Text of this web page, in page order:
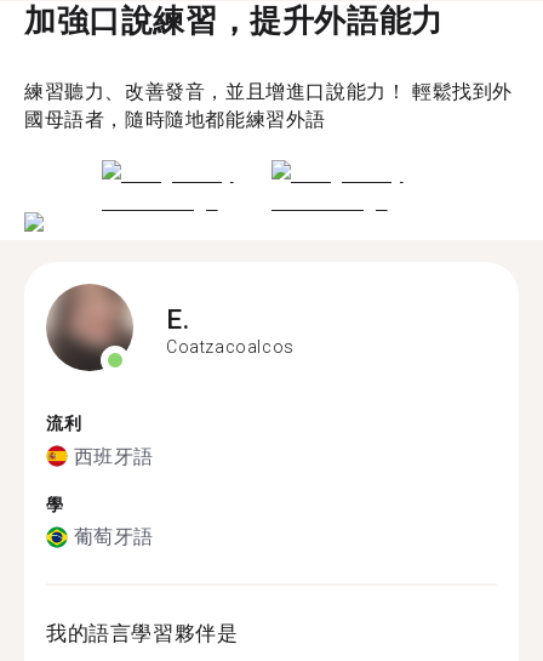
加強口說練習，提升外語能力
練習聽力、改善發音，並且增進口說能力！ 輕鬆找到外
國母語者，隨時隨地都能練習外語
E.
Coatzacoalcos
流利
西班牙語
學
葡萄牙語
我的語言學習夥伴是